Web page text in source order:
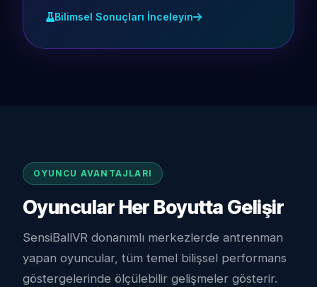
Bilimsel Sonuçları İnceleyin
OYUNCU AVANTAJLARI
Oyuncular Her Boyutta Gelişir
SensiBallVR donanımlı merkezlerde antrenman
yapan oyuncular, tüm temel bilişsel performans
göstergelerinde ölçülebilir gelişmeler gösterir.